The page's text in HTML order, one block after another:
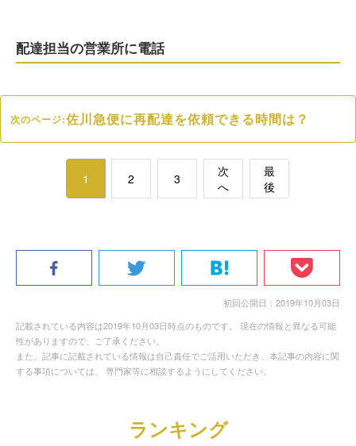
配達担当の営業所に電話
次のページ:佐川急便に再配達を依頼できる時間は？
1 2 3
次
へ
最
後
初回公開日：2019年10月03日
記載されている内容は2019年10月03日時点のものです。 現在の情報と異なる可能
性がありますので、ご了承ください。
また、記事に記載されている情報は自己責任でご活用いただき、本記事の内容に関
する事項については、 専門家等に相談するようにしてください。
ランキング